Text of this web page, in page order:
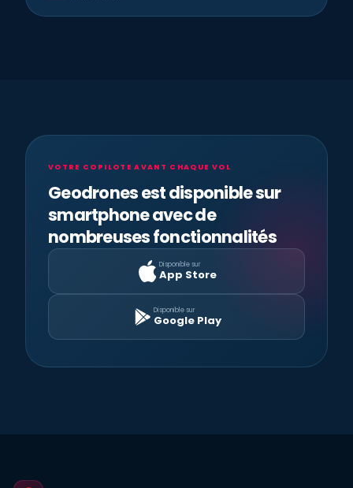
VOTRE COPILOTE AVANT CHAQUE VOL
Geodrones est disponible sur
smartphone avec de
nombreuses fonctionnalités
Disponible sur
App Store
Disponible sur
Google Play